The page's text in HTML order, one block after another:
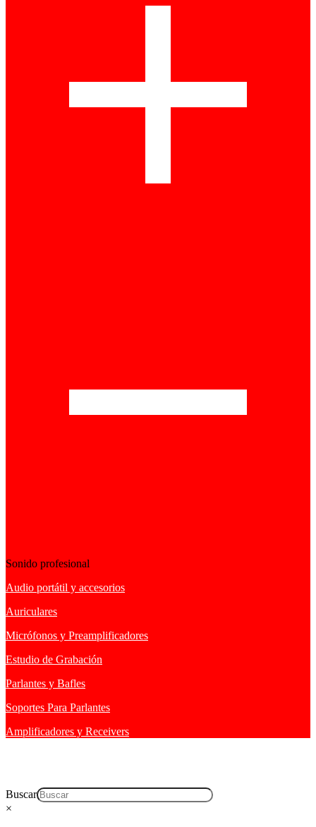
Sonido profesional
Audio portátil y accesorios
Auriculares
Micrófonos y Preamplificadores
Estudio de Grabación
Parlantes y Bafles
Soportes Para Parlantes
Amplificadores y Receivers
Buscar
×